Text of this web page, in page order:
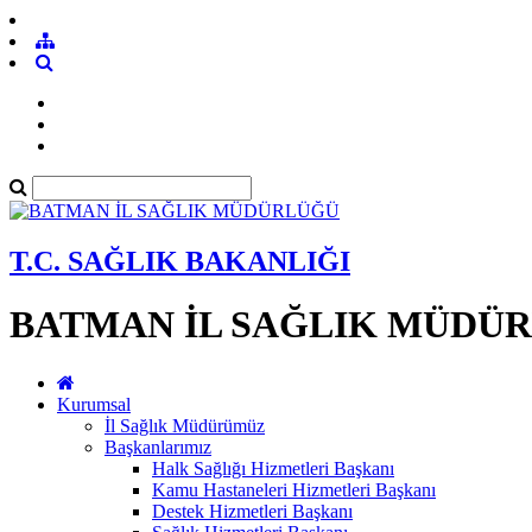
T.C. SAĞLIK BAKANLIĞI
BATMAN İL SAĞLIK
Kurumsal
İl Sağlık Müdürümüz
Başkanlarımız
Halk Sağlığı Hizmetleri Başkanı
Kamu Hastaneleri Hizmetleri Başkanı
Destek Hizmetleri Başkanı